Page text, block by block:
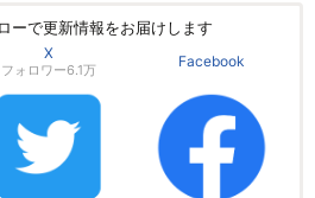
ーで更新情報をお届けします
X
フォロワー6.1万
Facebook